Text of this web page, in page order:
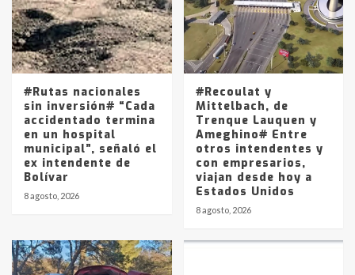
Los precios de los combustibles en
La Pampa, desde YPF hasta Axion
entre 857 a 1338 pesos
#Rutas nacionales
sin inversión# “Cada
accidentado termina
en un hospital
municipal”, señaló el
ex intendente de
Bolívar
8 agosto, 2026
#Recoulat y
Mittelbach, de
Trenque Lauquen y
Ameghino# Entre
otros intendentes y
con empresarios,
viajan desde hoy a
Estados Unidos
8 agosto, 2026